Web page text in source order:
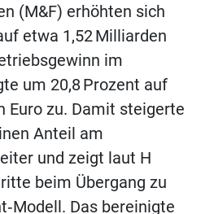
(M&F) erhöhten sich
etwa 1,52 Milliarden
im
um 20,8 Prozent auf
Euro zu. Damit steigerte
Anteil am
und zeigt laut H
beim Übergang zu
Das bereinigte